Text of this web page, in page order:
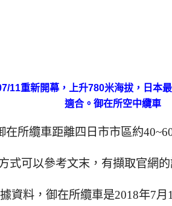
在所纜車距離四日市市區約
式可以參考文末，有擷取官網
資料，御在所纜車是2018年7月